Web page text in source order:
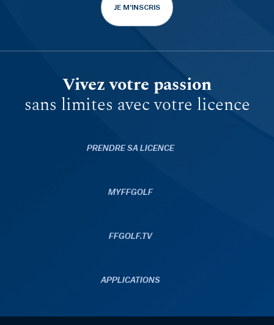
JE M'INSCRIS
Vivez votre passion
sans limites avec votre licence
PRENDRE SA LICENCE
MYFFGOLF
FFGOLF.TV
APPLICATIONS